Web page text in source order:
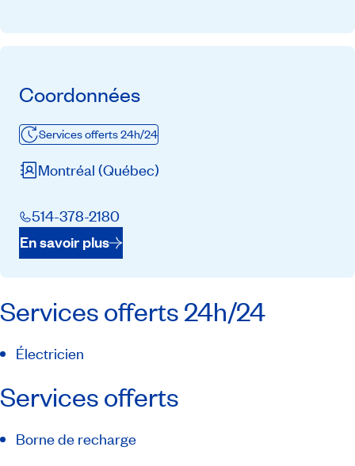
Coordonnées
Services offerts 24h/24
Montréal (Québec)
514-378-2180
En savoir plus
Services offerts 24h/24
Électricien
Services offerts
Borne de recharge